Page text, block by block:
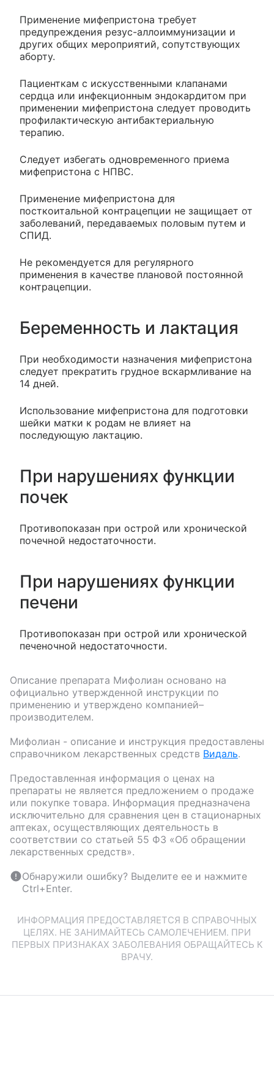
Применение мифепристона требует
предупреждения резус-аллоиммунизации и
других общих мероприятий, сопутствующих
аборту.
Пациенткам с искусственными клапанами
сердца или инфекционным эндокардитом при
применении мифепристона следует проводить
профилактическую антибактериальную
терапию.
Следует избегать одновременного приема
мифепристона с НПВС.
Применение мифепристона для
посткоитальной контрацепции не защищает от
заболеваний, передаваемых половым путем и
СПИД.
Не рекомендуется для регулярного
применения в качестве плановой постоянной
контрацепции.
Беременность и лактация
При необходимости назначения мифепристона
следует прекратить грудное вскармливание на
14 дней.
Использование мифепристона для подготовки
шейки матки к родам не влияет на
последующую лактацию.
При нарушениях функции
почек
Противопоказан при острой или хронической
почечной недостаточности.
При нарушениях функции
печени
Противопоказан при острой или хронической
печеночной недостаточности.
Описание препарата Мифолиан основано на
официально утвержденной инструкции по
применению и утверждено компанией–
производителем.
Мифолиан - описание и инструкция предоставлены
справочником лекарственных средств Видаль.
Предоставленная информация о ценах на
препараты не является предложением о продаже
или покупке товара. Информация предназначена
исключительно для сравнения цен в стационарных
аптеках, осуществляющих деятельность в
соответствии со статьей 55 ФЗ «Об обращении
лекарственных средств».
Обнаружили ошибку? Выделите ее и нажмите
Ctrl+Enter.
ИНФОРМАЦИЯ ПРЕДОСТАВЛЯЕТСЯ В СПРАВОЧНЫХ
ЦЕЛЯХ. НЕ ЗАНИМАЙТЕСЬ САМОЛЕЧЕНИЕМ. ПРИ
ПЕРВЫХ ПРИЗНАКАХ ЗАБОЛЕВАНИЯ ОБРАЩАЙТЕСЬ К
ВРАЧУ.